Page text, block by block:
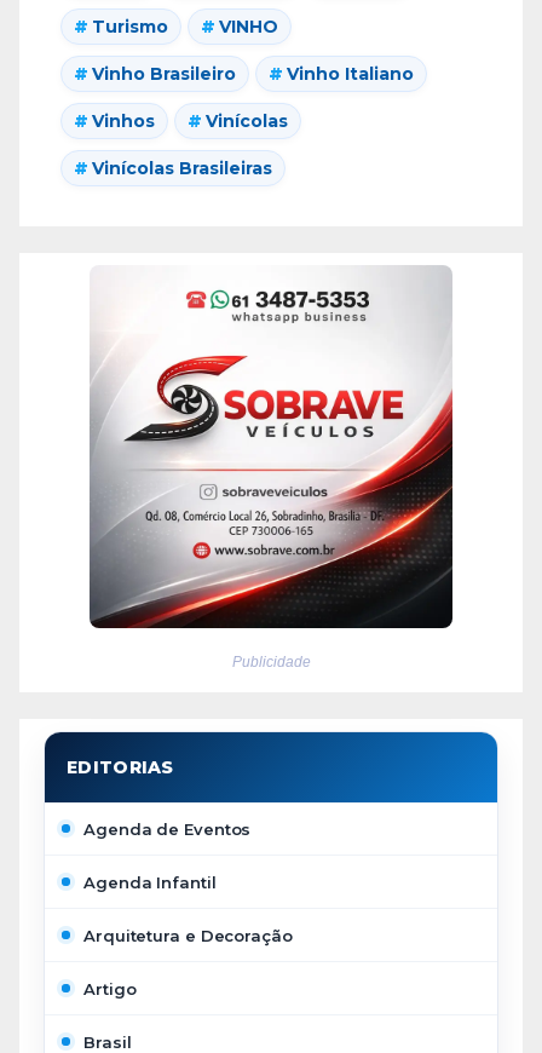
Turismo VINHO
Vinho Brasileiro Vinho Italiano
Vinhos Vinícolas
Vinícolas Brasileiras
Publicidade
Agenda de Eventos
Agenda Infantil
Arquitetura e Decoração
Artigo
Brasil